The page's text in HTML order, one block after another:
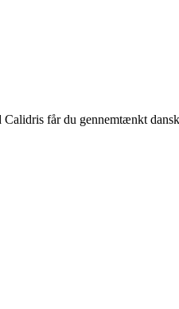
får du gennemtænkt